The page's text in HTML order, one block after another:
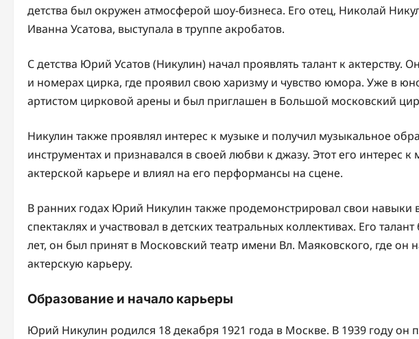
детства был окружен атмосферой шоу-бизнеса. Его отец, Николай
Иванна Усатова, выступала в труппе акробатов.
С детства Юрий Усатов (Никулин) начал проявлять талант к актерству.
и номерах цирка, где проявил свою харизму и чувство юмора. Уже в
артистом цирковой арены и был приглашен в Большой московский
Никулин также проявлял интерес к музыке и получил музыкальное
инструментах и признавался в своей любви к джазу. Этот его интерес
актерской карьере и влиял на его перформансы на сцене.
В ранних годах Юрий Никулин также продемонстрировал свои навыки
спектаклях и участвовал в детских театральных коллективах. Его
лет, он был принят в Московский театр имени Вл. Маяковского, где он
актерскую карьеру.
Образование и начало карьеры
Юрий Никулин родился 18 декабря 1921 года в Москве. В 1939 году он